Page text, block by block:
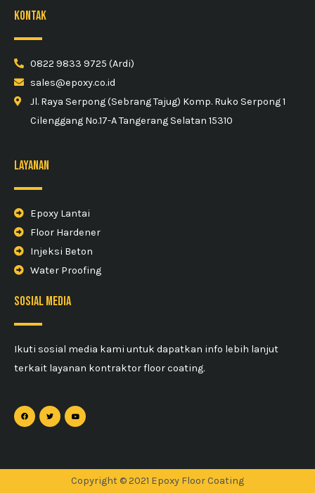
kontak
0822 9833 9725 (Ardi)
sales@epoxy.co.id
Jl. Raya Serpong (Sebrang Tajug) Komp. Ruko Serpong 1
Cilenggang No.17-A Tangerang Selatan 15310
Layanan
Epoxy Lantai
Floor Hardener
Injeksi Beton
Water Proofing
sosial media
Ikuti sosial media kami untuk dapatkan info lebih lanjut
terkait layanan kontraktor floor coating.
Copyright © 2021 Epoxy Floor Coating